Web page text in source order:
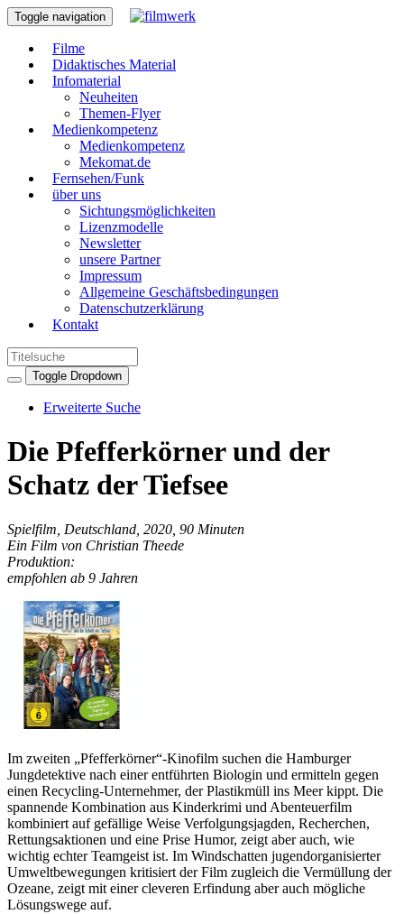
Toggle navigation
Filme
Didaktisches Material
Infomaterial
Neuheiten
Themen-Flyer
Medienkompetenz
Medienkompetenz
Mekomat.de
Fernsehen/Funk
über uns
Sichtungsmöglichkeiten
Lizenzmodelle
Newsletter
unsere Partner
Impressum
Allgemeine Geschäftsbedingungen
Datenschutzerklärung
Kontakt
Toggle Dropdown
Erweiterte Suche
Die Pfefferkörner und der
Schatz der Tiefsee
Spielfilm, Deutschland, 2020, 90 Minuten
Ein Film von Christian Theede
Produktion:
empfohlen ab 9 Jahren
Im zweiten „Pfefferkörner“-Kinofilm suchen die Hamburger
Jungdetektive nach einer entführten Biologin und ermitteln gegen
einen Recycling-Unternehmer, der Plastikmüll ins Meer kippt. Die
spannende Kombination aus Kinderkrimi und Abenteuerfilm
kombiniert auf gefällige Weise Verfolgungsjagden, Recherchen,
Rettungsaktionen und eine Prise Humor, zeigt aber auch, wie
wichtig echter Teamgeist ist. Im Windschatten jugendorganisierter
Umweltbewegungen kritisiert der Film zugleich die Vermüllung der
Ozeane, zeigt mit einer cleveren Erfindung aber auch mögliche
Lösungswege auf.